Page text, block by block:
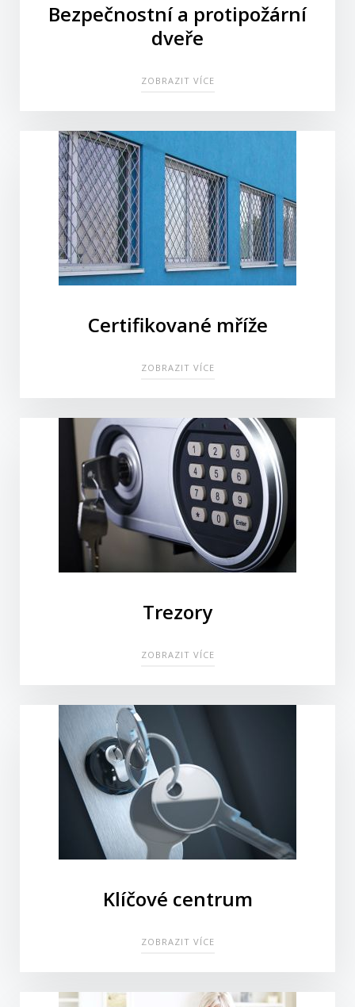
Bezpečnostní a protipožární
dveře
ZOBRAZIT VÍCE
Certifikované mříže
ZOBRAZIT VÍCE
Trezory
ZOBRAZIT VÍCE
Klíčové centrum
ZOBRAZIT VÍCE